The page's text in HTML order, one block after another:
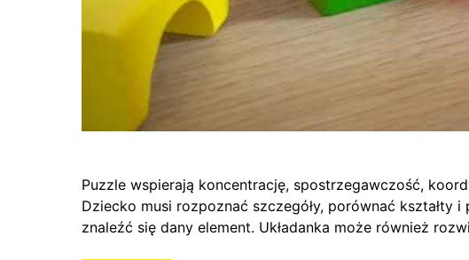
Puzzle wspierają koncentrację, spostrzegawczość,
Dziecko musi rozpoznać szczegóły, porównać kształty
znaleźć się dany element. Układanka może również